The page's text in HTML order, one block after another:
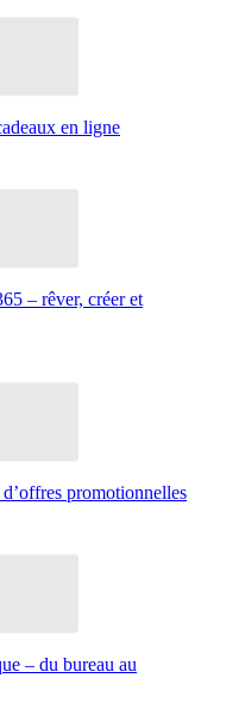
en ligne
– rêver, créer et
promotionnelles
– du bureau au